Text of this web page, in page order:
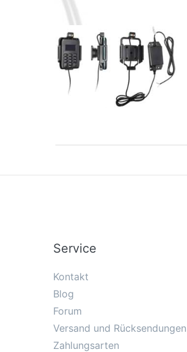
Service
Kontakt
Blog
Forum
Versand und Rücksendungen
Zahlungsarten